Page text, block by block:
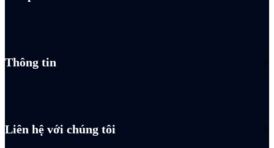
Thông tin
Liên hệ với chúng tôi